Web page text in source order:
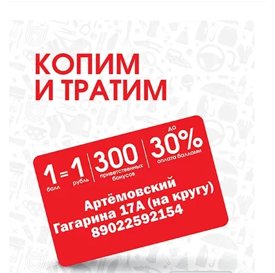
Сегодня стартовала ярмарка в
Ирбите
Не превращайте свой двор в
МЕДИЦИНА
Наше здоровье - не статистика.
Но цифры заставляют
задуматься